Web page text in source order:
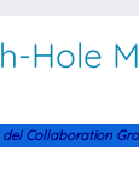
Hole
del Collaboration